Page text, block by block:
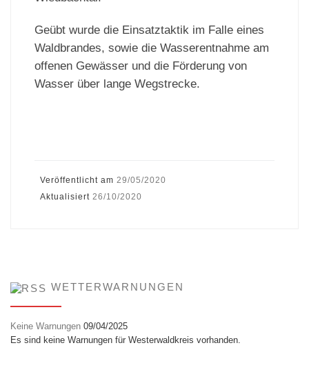
Geübt wurde die Einsatztaktik im Falle eines
Waldbrandes, sowie die Wasserentnahme am
offenen Gewässer und die Förderung von
Wasser über lange Wegstrecke.
Veröffentlicht am 29/05/2020
Aktualisiert 26/10/2020
WETTERWARNUNGEN
Keine Warnungen 09/04/2025
Es sind keine Warnungen für Westerwaldkreis vorhanden.